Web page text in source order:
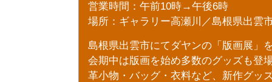
営業時間：午前10時→午後6時
場所：ギャラリー高瀬川／島根県出雲
島根県出雲市にてダヤンの「版画展」
会期中は版画を始め多数のグッズも登
革小物・バッグ・衣料など、新作グッ